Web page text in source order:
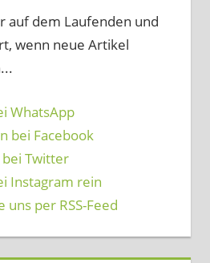
auf dem Laufenden und
wenn neue Artikel
WhatsApp
bei Facebook
bei Twitter
Instagram rein
uns per RSS-Feed